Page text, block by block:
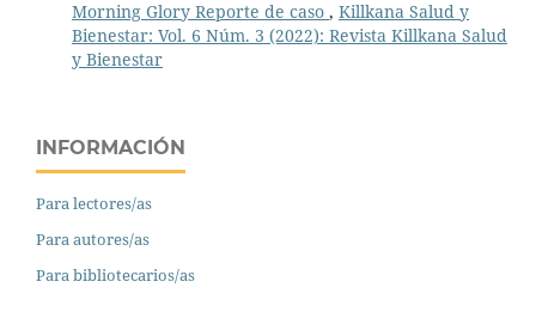
Morning Glory Reporte de caso , Killkana Salud y
Bienestar: Vol. 6 Núm. 3 (2022): Revista Killkana Salud
y Bienestar
INFORMACIÓN
Para lectores/as
Para autores/as
Para bibliotecarios/as